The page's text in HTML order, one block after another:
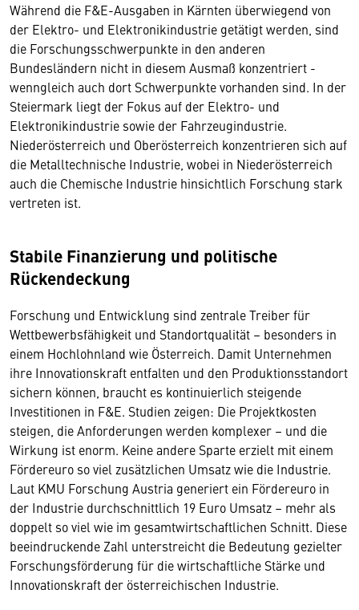
Während die F&E-Ausgaben in Kärnten überwiegend von
der Elektro- und Elektronikindustrie getätigt werden, sind
die Forschungsschwerpunkte in den anderen
Bundesländern nicht in diesem Ausmaß konzentriert -
wenngleich auch dort Schwerpunkte vorhanden sind. In der
Steiermark liegt der Fokus auf der Elektro- und
Elektronikindustrie sowie der Fahrzeugindustrie.
Niederösterreich und Oberösterreich konzentrieren sich auf
die Metalltechnische Industrie, wobei in Niederösterreich
auch die Chemische Industrie hinsichtlich Forschung stark
vertreten ist.
Stabile Finanzierung und politische
Rückendeckung
Forschung und Entwicklung sind zentrale Treiber für
Wettbewerbsfähigkeit und Standortqualität – besonders in
einem Hochlohnland wie Österreich. Damit Unternehmen
ihre Innovationskraft entfalten und den Produktionsstandort
sichern können, braucht es kontinuierlich steigende
Investitionen in F&E. Studien zeigen: Die Projektkosten
steigen, die Anforderungen werden komplexer – und die
Wirkung ist enorm. Keine andere Sparte erzielt mit einem
Fördereuro so viel zusätzlichen Umsatz wie die Industrie.
Laut KMU Forschung Austria generiert ein Fördereuro in
der Industrie durchschnittlich 19 Euro Umsatz – mehr als
doppelt so viel wie im gesamtwirtschaftlichen Schnitt. Diese
beeindruckende Zahl unterstreicht die Bedeutung gezielter
Forschungsförderung für die wirtschaftliche Stärke und
Innovationskraft der österreichischen Industrie.